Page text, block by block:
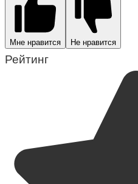
Мне нравится Не нравится
Рейтинг